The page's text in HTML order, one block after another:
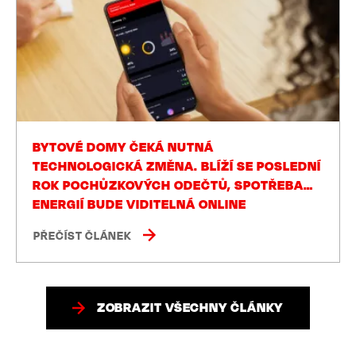
BYTOVÉ DOMY ČEKÁ NUTNÁ
TECHNOLOGICKÁ ZMĚNA. BLÍŽÍ SE POSLEDNÍ
ROK POCHŮZKOVÝCH ODEČTŮ, SPOTŘEBA
ENERGIÍ BUDE VIDITELNÁ ONLINE
PŘEČÍST ČLÁNEK
ZOBRAZIT VŠECHNY ČLÁNKY